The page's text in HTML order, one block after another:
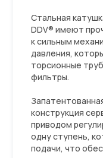
Стальная
DDV® имеют
к сильным
давления,
торсионные
фильтры.
конструкция
приводом
одну ступень,
подачи, что